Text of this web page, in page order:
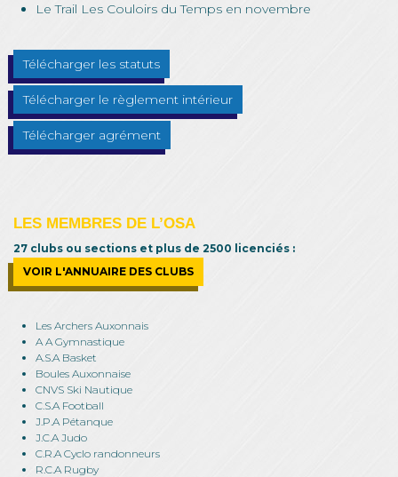
Le Trail Les Couloirs du Temps en novembre
Télécharger les statuts
Télécharger le règlement intérieur
Télécharger agrément
LES MEMBRES DE L’OSA
27 clubs ou sections et plus de 2500 licenciés :
VOIR L'ANNUAIRE DES CLUBS
Les Archers Auxonnais
A A Gymnastique
A.S.A Basket
Boules Auxonnaise
CNVS Ski Nautique
C.S.A Football
J.P.A Pétanque
J.C.A Judo
C.R.A Cyclo randonneurs
R.C.A Rugby